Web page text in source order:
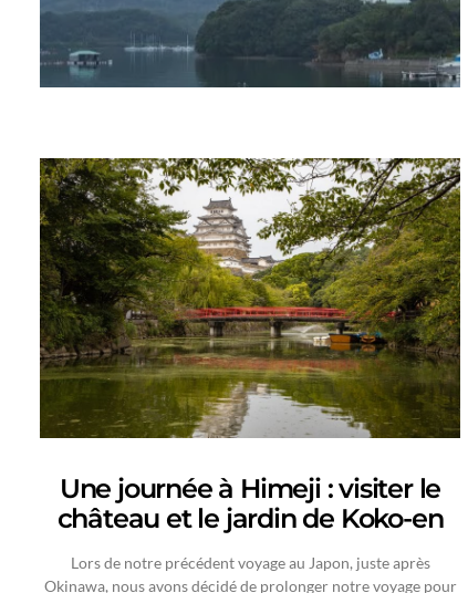
Une journée à Himeji : visiter le
château et le jardin de Koko-en
Lors de notre précédent voyage au Japon, juste après
Okinawa, nous avons décidé de prolonger notre voyage pour